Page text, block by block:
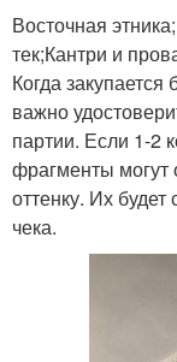
Восточная
тек;Кантри и
Когда
важно
партии. Если 1-2
фрагменты могут
оттенку. Их
чека.